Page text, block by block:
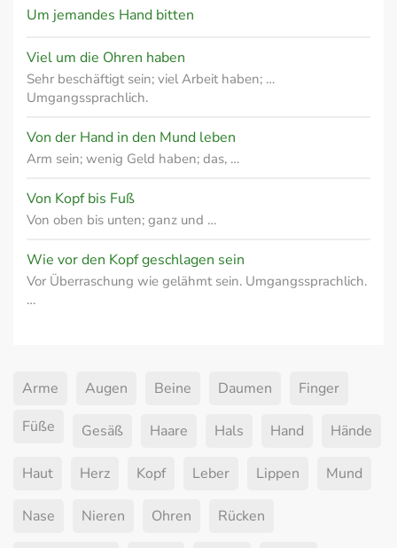
Um jemandes Hand bitten
Viel um die Ohren haben
Sehr beschäftigt sein; viel Arbeit haben; …
Umgangssprachlich.
Von der Hand in den Mund leben
Arm sein; wenig Geld haben; das, …
Von Kopf bis Fuß
Von oben bis unten; ganz und …
Wie vor den Kopf geschlagen sein
Vor Überraschung wie gelähmt sein. Umgangssprachlich.
…
Arme Augen Beine Daumen
Finger
Füße
Gesäß Haare Hals Hand Hände
Haut Herz Kopf Leber Lippen Mund
Nase Nieren Ohren Rücken